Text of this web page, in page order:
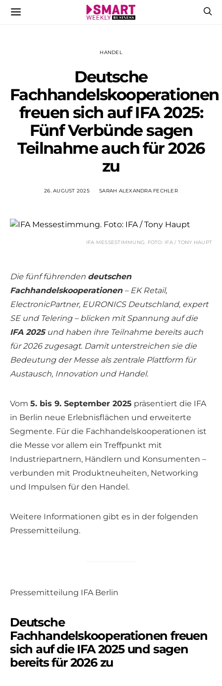
HANDEL
Deutsche
Fachhandelskooperationen
freuen sich auf IFA 2025:
Fünf Verbünde sagen
Teilnahme auch für 2026
zu
26. AUGUST 2025 SARAH ALEXANDRA FECHLER
IFA MESSESTIMMUNG. FOTO: IFA / TONY HAUPT
Die fünf führenden deutschen
Fachhandelskooperationen– EK Retail,
ElectronicPartner, EURONICS Deutschland, expert
SE und Telering – blicken mit Spannung auf die
IFA 2025und haben ihre Teilnahme bereits auch
für 2026 zugesagt. Damit unterstreichen sie die
Bedeutung der Messe als zentrale Plattform für
Austausch, Innovation und Handel.
Vom 5. bis 9. September 2025 präsentiert die IFA
in Berlin neue Erlebnisflächen und erweiterte
Segmente. Für die Fachhandelskooperationen ist
die Messe vor allem ein Treffpunkt mit
Industriepartnern, Händlern und Konsumenten –
verbunden mit Produktneuheiten, Networking
und Impulsen für den Handel.
Weitere Informationen gibt es in der folgenden
Pressemitteilung.
Pressemitteilung IFA Berlin
Deutsche
Fachhandelskooperationen freuen
sich auf die IFA 2025 und sagen
bereits für 2026 zu